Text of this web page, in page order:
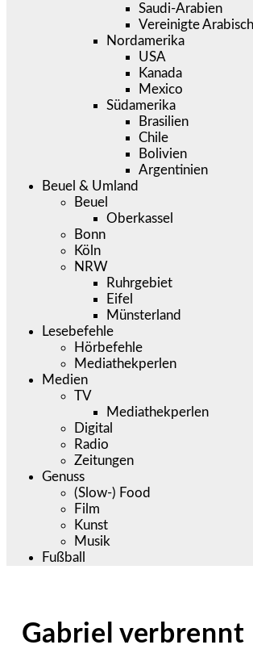
Saudi-Arabien
Vereinigte
Nordamerika
USA
Kanada
Mexico
Südamerika
Brasilien
Chile
Bolivien
Argentinien
Beuel & Umland
Beuel
Oberkassel
Bonn
Köln
NRW
Ruhrgebiet
Eifel
Münsterland
Lesebefehle
Hörbefehle
Mediathekperlen
Medien
TV
Mediathekperlen
Digital
Radio
Zeitungen
Genuss
(Slow-) Food
Film
Kunst
Musik
Fußball
Gabriel verbrennt